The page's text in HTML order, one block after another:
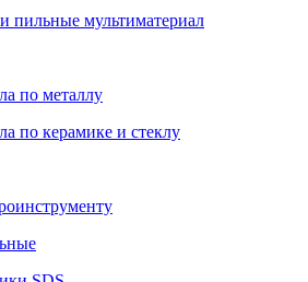
пильные мультиматериал
по металлу
по керамике и стеклу